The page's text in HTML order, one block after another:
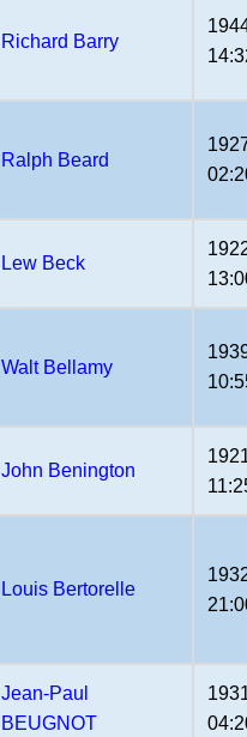
Richard Barry
Ralph Beard
Lew Beck
Walt Bellamy
John Benington
Louis Bertorelle
Jean-Paul
BEUGNOT